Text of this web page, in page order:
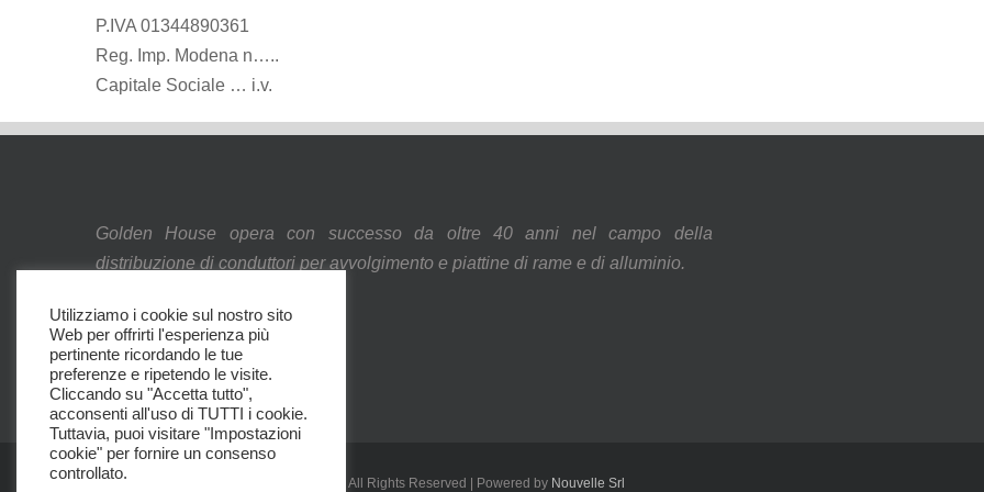
P.IVA 01344890361
Reg. Imp. Modena n…..
Capitale Sociale … i.v.
Golden House opera con successo da oltre 40 anni nel campo della
distribuzione di conduttori per avvolgimento e piattine di rame e di alluminio.
Privacy policy
Cookie policy
Dati societari
© Copyright 2012 - 2026 | Golden House | All Rights Reserved | Powered by Nouvelle Srl
Utilizziamo i cookie sul nostro sito
Web per offrirti l'esperienza più
pertinente ricordando le tue
preferenze e ripetendo le visite.
Cliccando su "Accetta tutto",
acconsenti all'uso di TUTTI i cookie.
Tuttavia, puoi visitare "Impostazioni
cookie" per fornire un consenso
controllato.